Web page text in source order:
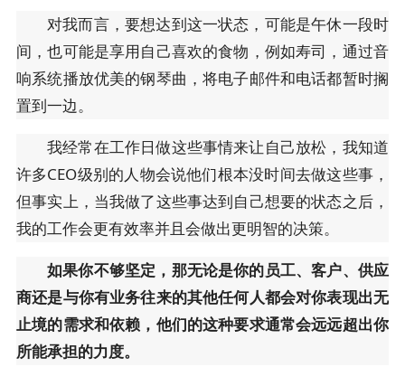
对我而言，要想达到这一状态，可能是午休一段时
间，也可能是享用自己喜欢的食物，例如寿司，通过音
响系统播放优美的钢琴曲，将电子邮件和电话都暂时搁
置到一边。
我经常在工作日做这些事情来让自己放松，我知道
许多CEO级别的人物会说他们根本没时间去做这些事，
但事实上，当我做了这些事达到自己想要的状态之后，
我的工作会更有效率并且会做出更明智的决策。
如果你不够坚定，那无论是你的员工、客户、供应
商还是与你有业务往来的其他任何人都会对你表现出无
止境的需求和依赖，他们的这种要求通常会远远超出你
所能承担的力度。